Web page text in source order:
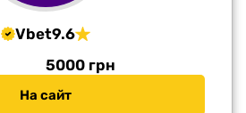
Vbet9.6
5000 грн
На сайт